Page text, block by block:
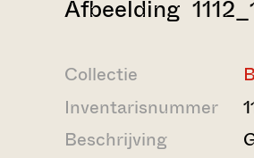
Afbeelding
Collectie
Inventarisnummer
Beschrijving